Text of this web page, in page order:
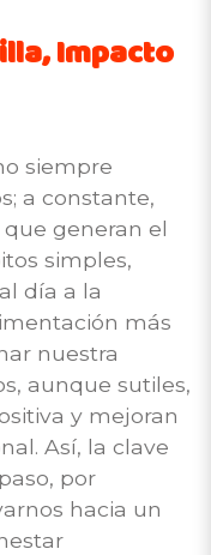
Impacto
siempre
a constante,
generan el
simples,
día a la
más
nuestra
aunque sutiles,
y mejoran
Así, la clave
por
hacia un